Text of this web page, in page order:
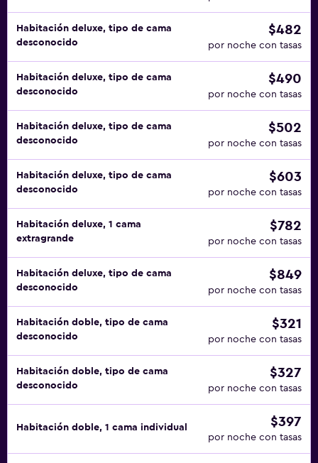
Habitación deluxe, tipo de cama
desconocido
$482
por noche con tasas
Habitación deluxe, tipo de cama
desconocido
$490
por noche con tasas
Habitación deluxe, tipo de cama
desconocido
$502
por noche con tasas
Habitación deluxe, tipo de cama
desconocido
$603
por noche con tasas
Habitación deluxe, 1 cama
extragrande
$782
por noche con tasas
Habitación deluxe, tipo de cama
desconocido
$849
por noche con tasas
Habitación doble, tipo de cama
desconocido
$321
por noche con tasas
Habitación doble, tipo de cama
desconocido
$327
por noche con tasas
Habitación doble, 1 cama individual $397
por noche con tasas